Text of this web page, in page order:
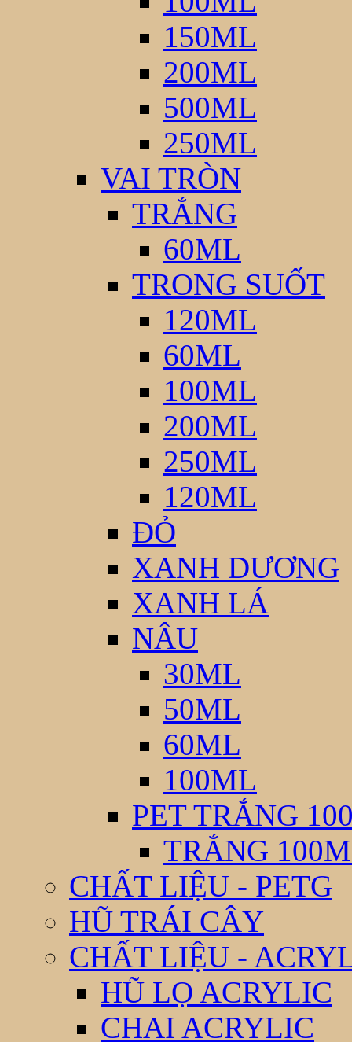
150ML
200ML
500ML
250ML
VAI TRÒN
TRẮNG
60ML
TRONG SUỐT
120ML
60ML
100ML
200ML
250ML
120ML
ĐỎ
XANH DƯƠNG
XANH LÁ
NÂU
30ML
50ML
60ML
100ML
PET TRẮNG
TRẮNG
CHẤT LIỆU - PETG
HŨ TRÁI CÂY
CHẤT LIỆU -
HŨ LỌ ACRYLIC
CHAI ACRYLIC